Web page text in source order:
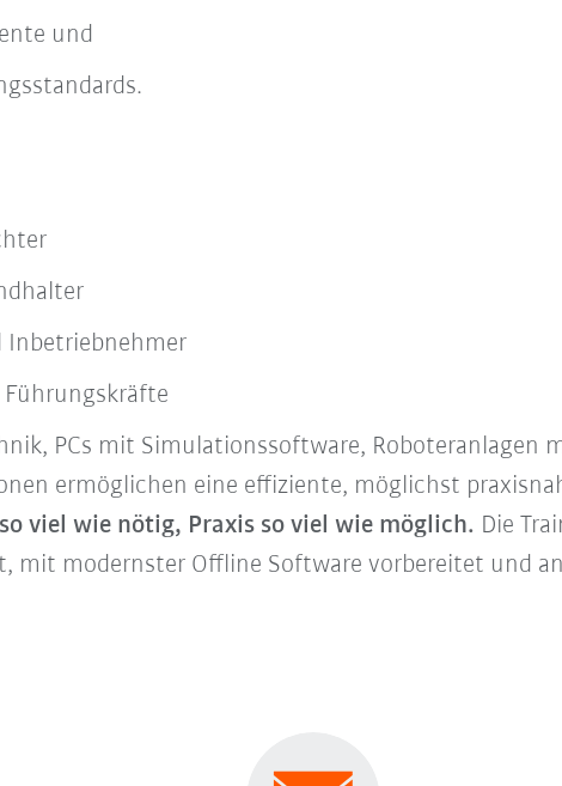
und
Inbetriebnehmer
PCs mit Simulationssoftware, Roboteranlagen
ermöglichen eine effiziente, möglichst
viel wie nötig, Praxis so viel wie möglich. Die
mit modernster Offline Software vorbereitet und